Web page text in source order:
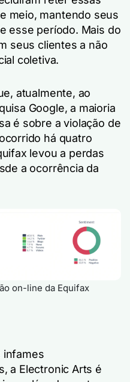
meio, mantendo seus
esse período. Mais do
seus clientes a não
coletiva.
atualmente, ao
Google, a maioria
é sobre a violação de
há quatro
levou a perdas
a ocorrência da
on-line da Equifax
infames
a Electronic Arts é